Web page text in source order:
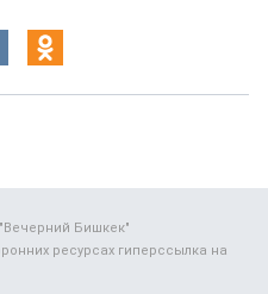
Бишкек"
ресурсах гиперссылка на